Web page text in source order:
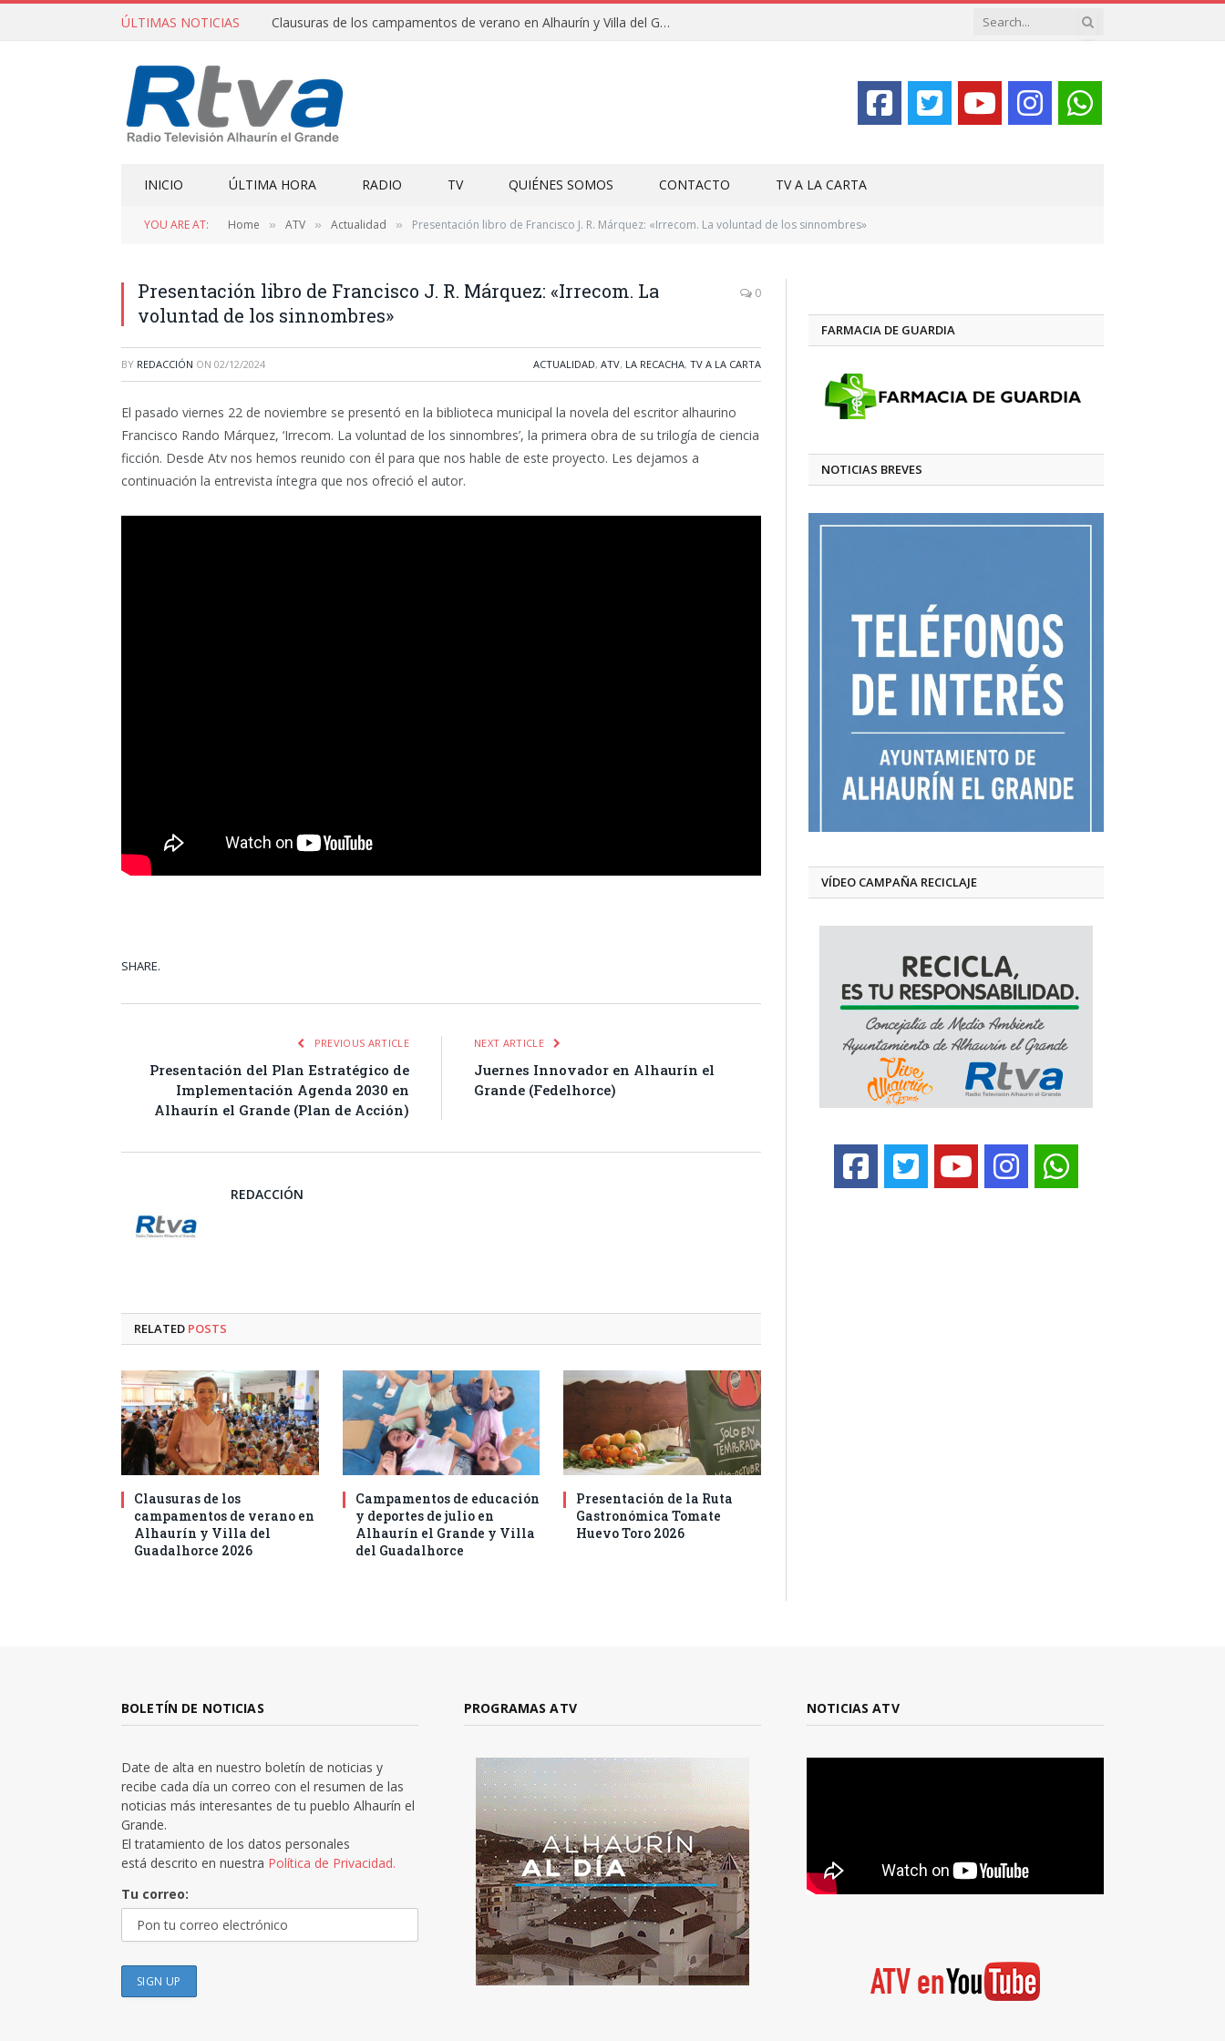
ÚLTIMAS NOTICIAS Clausuras de los campamentos de verano en Alhaurín y Villa del Guadalhorce 2026
INICIO ÚLTIMA HORA RADIO TV QUIÉNES SOMOS CONTACTO TV A LA CARTA
YOU ARE AT: Home » ATV » Actualidad » Presentación libro de Francisco J. R. Márquez: «Irrecom. La voluntad de los sinnombres»
Presentación libro de Francisco J. R. Márquez: «Irrecom. La
voluntad de los sinnombres»
0
BY REDACCIÓN ON 02/12/2024 ACTUALIDAD, ATV, LA RECACHA, TV A LA CARTA
El pasado viernes 22 de noviembre se presentó en la biblioteca municipal la novela del escritor alhaurino
Francisco Rando Márquez, ‘Irrecom. La voluntad de los sinnombres’, la primera obra de su trilogía de ciencia
ficción. Desde Atv nos hemos reunido con él para que nos hable de este proyecto. Les dejamos a
continuación la entrevista íntegra que nos ofreció el autor.
SHARE.
PREVIOUS ARTICLE
Presentación del Plan Estratégico de
Implementación Agenda 2030 en
Alhaurín el Grande (Plan de Acción)
NEXT ARTICLE
Juernes Innovador en Alhaurín el
Grande (Fedelhorce)
REDACCIÓN
RELATED POSTS
Clausuras de los
campamentos de verano en
Alhaurín y Villa del
Guadalhorce 2026
Campamentos de educación
y deportes de julio en
Alhaurín el Grande y Villa
del Guadalhorce
Presentación de la Ruta
Gastronómica Tomate
Huevo Toro 2026
FARMACIA DE GUARDIA
NOTICIAS BREVES
VÍDEO CAMPAÑA RECICLAJE
BOLETÍN DE NOTICIAS
Date de alta en nuestro boletín de noticias y
recibe cada día un correo con el resumen de las
noticias más interesantes de tu pueblo Alhaurín el
Grande.
El tratamiento de los datos personales
está descrito en nuestra Política de Privacidad.
Tu correo:
PROGRAMAS ATV NOTICIAS ATV